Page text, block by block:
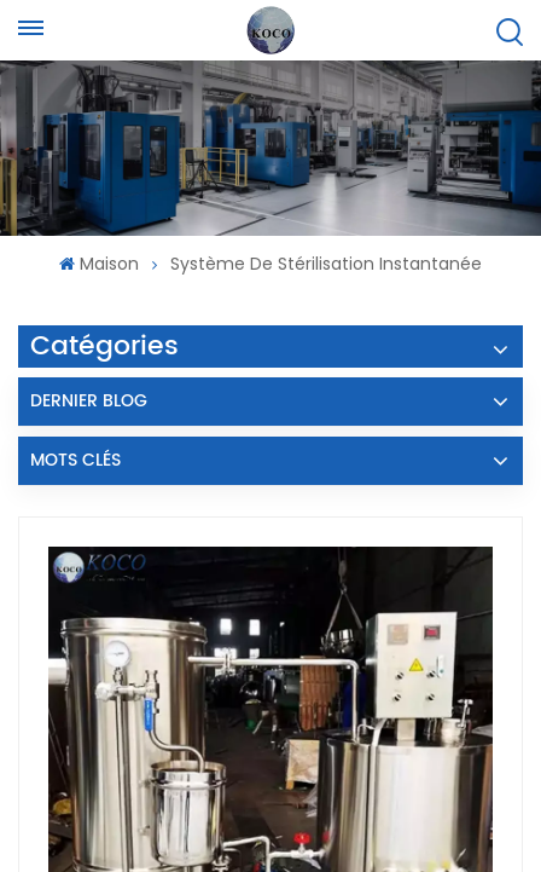
Maison Système De Stérilisation Instantanée
Catégories
DERNIER BLOG
MOTS CLÉS